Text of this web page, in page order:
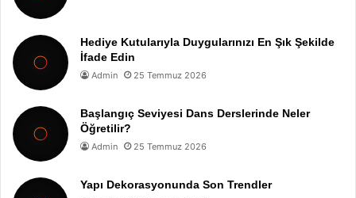
Hediye Kutularıyla Duygularınızı En Şık Şekilde
İfade Edin
Admin 25 Temmuz 2026
Başlangıç Seviyesi Dans Derslerinde Neler
Öğretilir?
Admin 25 Temmuz 2026
Yapı Dekorasyonunda Son Trendler